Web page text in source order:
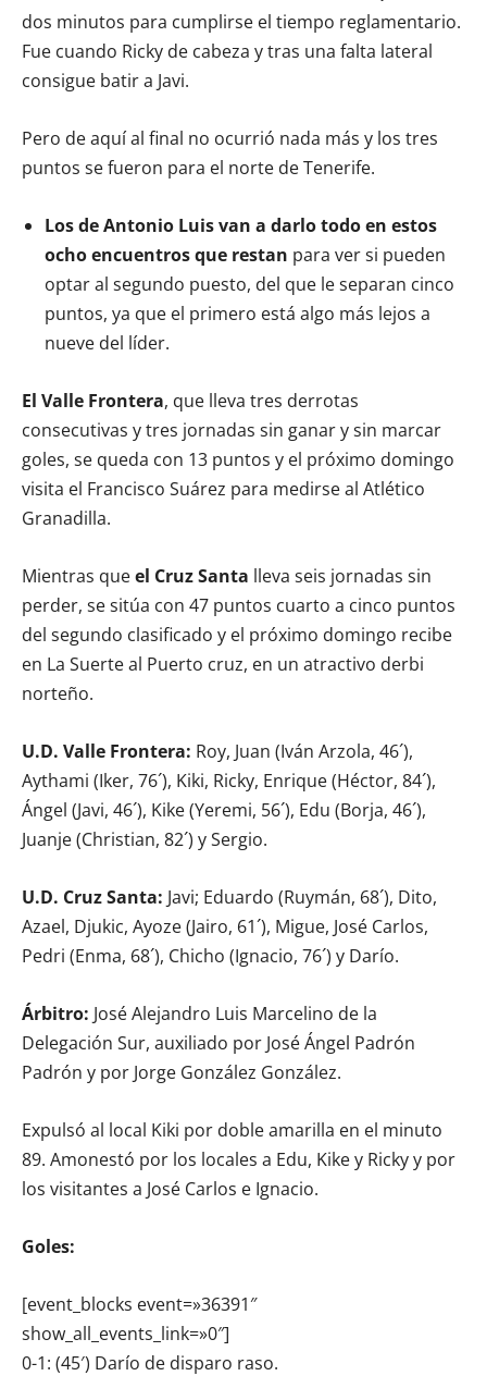
dos minutos para cumplirse el tiempo reglamentario.
Fue cuando Ricky de cabeza y tras una falta lateral
consigue batir a Javi.
Pero de aquí al final no ocurrió nada más y los tres
puntos se fueron para el norte de Tenerife.
Los de Antonio Luis van a darlo todo en estos
ocho encuentros que restan para ver si pueden
optar al segundo puesto, del que le separan cinco
puntos, ya que el primero está algo más lejos a
nueve del líder.
El Valle Frontera, que lleva tres derrotas
consecutivas y tres jornadas sin ganar y sin marcar
goles, se queda con 13 puntos y el próximo domingo
visita el Francisco Suárez para medirse al Atlético
Granadilla.
Mientras queel Cruz Santa lleva seis jornadas sin
perder, se sitúa con 47 puntos cuarto a cinco puntos
del segundo clasificado y el próximo domingo recibe
en La Suerte al Puerto cruz, en un atractivo derbi
norteño.
U.D. Valle Frontera: Roy, Juan (Iván Arzola, 46´),
Aythami (Iker, 76´), Kiki, Ricky, Enrique (Héctor, 84´),
Ángel (Javi, 46´), Kike (Yeremi, 56´), Edu (Borja, 46´),
Juanje (Christian, 82´) y Sergio.
U.D. Cruz Santa: Javi; Eduardo (Ruymán, 68´), Dito,
Azael, Djukic, Ayoze (Jairo, 61´), Migue, José Carlos,
Pedri (Enma, 68´), Chicho (Ignacio, 76´) y Darío.
Árbitro: José Alejandro Luis Marcelino de la
Delegación Sur, auxiliado por José Ángel Padrón
Padrón y por Jorge González González.
Expulsó al local Kiki por doble amarilla en el minuto
89. Amonestó por los locales a Edu, Kike y Ricky y por
los visitantes a José Carlos e Ignacio.
Goles:
[event_blocks event=»36391″
show_all_events_link=»0″]
0-1: (45′) Darío de disparo raso.